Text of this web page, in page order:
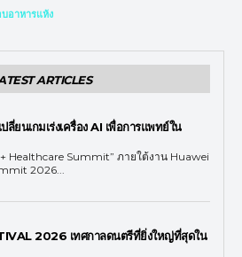
บอาหารแห้ง
ARTICLES
ลี่ยนเกมเร่งเครื่อง AI เพื่อการแพทย์ใน
Healthcare Summit” ภายใต้งาน Huawei
2026...
2026 เทศกาลดนตรีที่ยิ่งใหญ่ที่สุดใน